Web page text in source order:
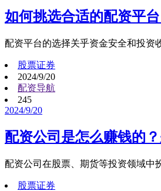
如何挑选合适的配资平台
配资平台的选择关乎资金安全和投
股票证券
2024/9/20
配资导航
245
2024/9/20
配资公司是怎么赚钱的
配资公司在股票、期货等投资领域中
股票证券